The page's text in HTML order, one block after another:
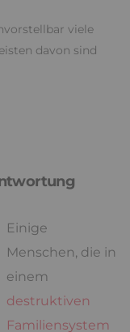
viele
davon sind
Einige
Menschen, die in
einem
destruktiven
Familiensystem